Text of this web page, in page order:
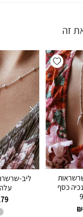
זה
Add wishlist
כסף
₪
ליב-